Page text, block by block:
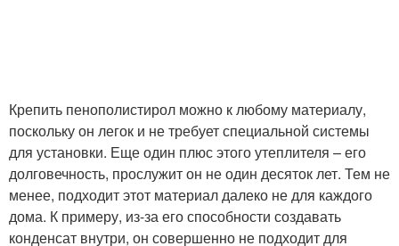
Крепить пенополистирол можно к любому материалу,
поскольку он легок и не требует специальной системы
для установки. Еще один плюс этого утеплителя – его
долговечность, прослужит он не один десяток лет. Тем не
менее, подходит этот материал далеко не для каждого
дома. К примеру, из-за его способности создавать
конденсат внутри, он совершенно не подходит для